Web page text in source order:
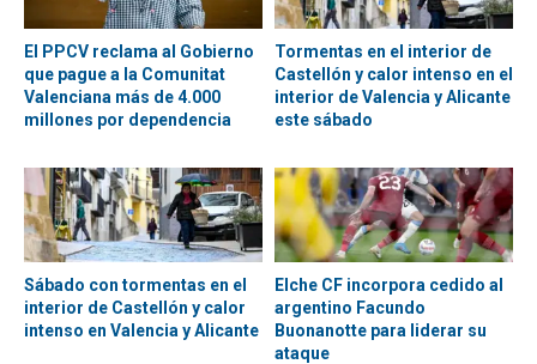
El PPCV reclama al Gobierno
que pague a la Comunitat
Valenciana más de 4.000
millones por dependencia
Tormentas en el interior de
Castellón y calor intenso en el
interior de Valencia y Alicante
este sábado
Sábado con tormentas en el
interior de Castellón y calor
intenso en Valencia y Alicante
Elche CF incorpora cedido al
argentino Facundo
Buonanotte para liderar su
ataque